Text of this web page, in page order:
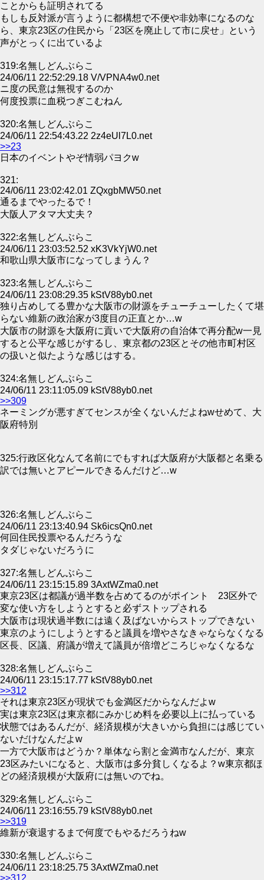
ことからも証明されてる
もしも反対派が言うように都構想で不便や非効率になるのな
ら、東京23区の住民から「23区を廃止して市に戻せ」という
声がとっくに出ているよ
319:名無しどんぶらこ
24/06/11 22:52:29.18 V/VPNA4w0.net
ニ度の民意は無視するのか
何度投票に血税つぎこむねん
320:名無しどんぶらこ
24/06/11 22:54:43.22 2z4eUl7L0.net
>>23
日本のイベントやぞ情弱パヨクw
321:
24/06/11 23:02:42.01 ZQxgbMW50.net
通るまでやったるで！
大阪人アタマ大丈夫？
322:名無しどんぶらこ
24/06/11 23:03:52.52 xK3VkYjW0.net
和歌山県大阪市になってしまうん？
323:名無しどんぶらこ
24/06/11 23:08:29.35 kStV88yb0.net
独り占めしてる豊かな大阪市の財源をチューチューしたくて堪
らない維新の政治家が3度目の正直とか…w
大阪市の財源を大阪府に貢いで大阪府の自治体で再分配w一見
すると公平な感じがするし、東京都の23区とその他市町村区
の扱いと似たような感じはする。
324:名無しどんぶらこ
24/06/11 23:11:05.09 kStV88yb0.net
>>309
ネーミングが悪すぎてセンスが全くないんだよねwせめて、大
阪府特別
325:行政区化なんて名前にでもすれば大阪府が大阪都と名乗る
訳では無いとアピールできるんだけど…w
326:名無しどんぶらこ
24/06/11 23:13:40.94 Sk6icsQn0.net
何回住民投票やるんだろうな
タダじゃないだろうに
327:名無しどんぶらこ
24/06/11 23:15:15.89 3AxtWZma0.net
東京23区は都議が過半数を占めてるのがポイント 23区外で
変な使い方をしようとすると必ずストップされる
大阪市は現状過半数には遠く及ばないからストップできない
東京のようにしようとすると議員を増やさなきゃならなくなる
区長、区議、府議が増えて議員が倍増どころじゃなくなるな
328:名無しどんぶらこ
24/06/11 23:15:17.77 kStV88yb0.net
>>312
それは東京23区が現状でも金満区だからなんだよw
実は東京23区は東京都にみかじめ料を必要以上に払っている
状態ではあるんだが、経済規模が大きいから負担には感じてい
ないだけなんだよw
一方で大阪市はどうか？単体なら割と金満市なんだが、東京
23区みたいになると、大阪市は多分貧しくなるよ？w東京都ほ
どの経済規模が大阪府には無いのでね。
329:名無しどんぶらこ
24/06/11 23:16:55.79 kStV88yb0.net
>>319
維新が衰退するまで何度でもやるだろうねw
330:名無しどんぶらこ
24/06/11 23:18:25.75 3AxtWZma0.net
>>312